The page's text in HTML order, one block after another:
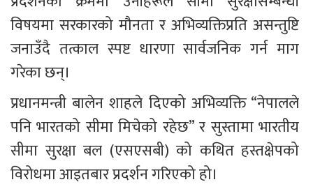
विषयमा सरकारको मौनता र अभिव्यक्तिप्रति असन्तुष्टि
जनाउँदै तत्काल स्पष्ट धारणा सार्वजनिक गर्न माग
गरेका छन्।
प्रधानमन्त्री बालेन शाहले दिएको अभिव्यक्ति “नेपालले
पनि भारतको सीमा मिचेको रहेछ” र सुस्तामा भारतीय
सीमा सुरक्षा बल (एसएसबी) को कथित हस्तक्षेपको
विरोधमा आइतबार प्रदर्शन गरिएको हो।